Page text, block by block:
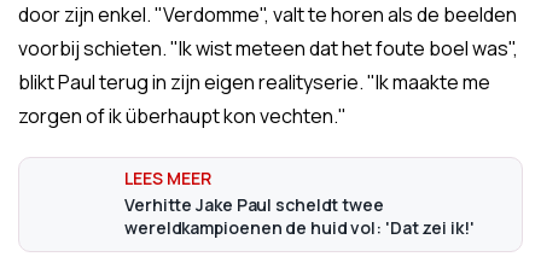
door zijn enkel. "Verdomme", valt te horen als de beelden
voorbij schieten. "Ik wist meteen dat het foute boel was",
blikt Paul terug in zijn eigen realityserie. "Ik maakte me
zorgen of ik überhaupt kon vechten."
Verhitte Jake Paul scheldt twee
wereldkampioenen de huid vol: 'Dat zei ik!'